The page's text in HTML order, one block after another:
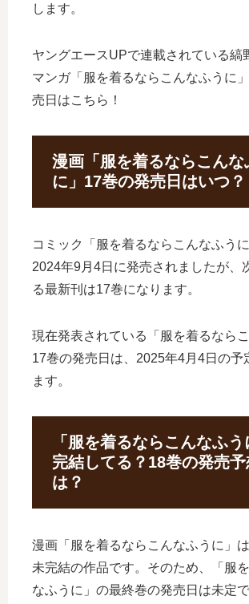
します。
ヤングエースUPで連載されている縞
マンガ「服を着るならこんなふうに
売日はこちら！
漫画「服を着るならこんな
に」17巻の発売日はいつ？
コミック「服を着るならこんなふう
2024年9月4日に発売されましたが、
る最新刊は17巻になります。
現在発表されている「服を着るならこ
17巻の発売日は、2025年4月4日の予
ます。
「服を着るならこんなふ
完結してる？18巻の発売予
は？
漫画「服を着るならこんなふうに」
未完結の作品です。そのため、「服
なふうに」の最終巻の発売日は未定